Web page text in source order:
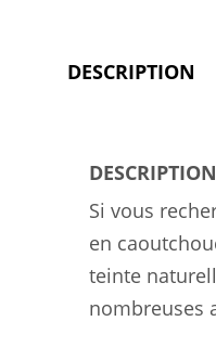
DESCRIPTION
DESCRIPTION
Si vous
en
teinte
nombreuses